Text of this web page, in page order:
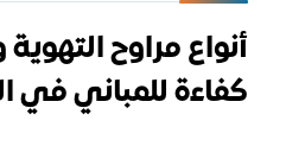
أنواع مراوح التهوية
كفاءة للمباني في